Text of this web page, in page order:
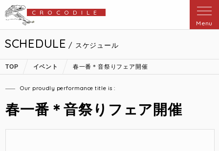
CROCODILE
Menu
SCHEDULE / スケジュール
TOP イベント 春一番＊音祭りフェア開催
Our proudly performance title is :
春一番＊音祭りフェア開催